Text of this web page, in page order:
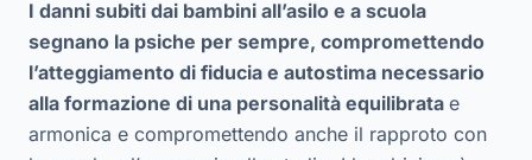
I danni subiti dai bambini all’asilo e a scuola
segnano la psiche per sempre, compromettendo
l’atteggiamento di fiducia e autostima necessario
alla formazione di una personalità equilibrata e
armonica e compromettendo anche il rapproto con